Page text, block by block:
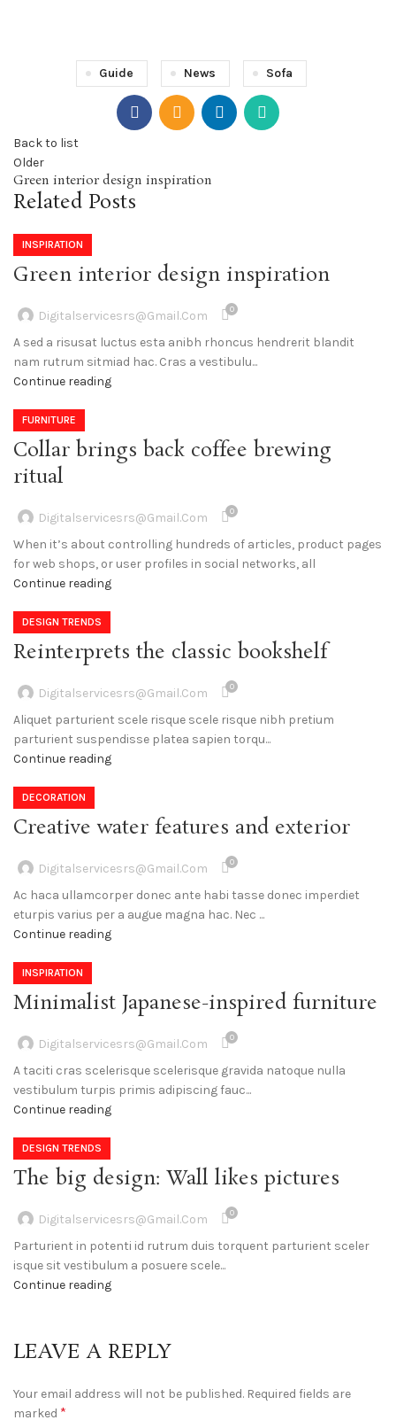
Guide News Sofa
Back to list
Older
Green interior design inspiration
Related Posts
INSPIRATION
Green interior design inspiration
Digitalservicesrs@gmail.com 0
A sed a risusat luctus esta anibh rhoncus hendrerit blandit
nam rutrum sitmiad hac. Cras a vestibulu...
Continue reading
FURNITURE
Collar brings back coffee brewing
ritual
Digitalservicesrs@gmail.com 0
When it’s about controlling hundreds of articles, product pages
for web shops, or user profiles in social networks, all
Continue reading
DESIGN TRENDS
Reinterprets the classic bookshelf
Digitalservicesrs@gmail.com 0
Aliquet parturient scele risque scele risque nibh pretium
parturient suspendisse platea sapien torqu...
Continue reading
DECORATION
Creative water features and exterior
Digitalservicesrs@gmail.com 0
Ac haca ullamcorper donec ante habi tasse donec imperdiet
eturpis varius per a augue magna hac. Nec ...
Continue reading
INSPIRATION
Minimalist Japanese-inspired furniture
Digitalservicesrs@gmail.com 0
A taciti cras scelerisque scelerisque gravida natoque nulla
vestibulum turpis primis adipiscing fauc...
Continue reading
DESIGN TRENDS
The big design: Wall likes pictures
Digitalservicesrs@gmail.com 0
Parturient in potenti id rutrum duis torquent parturient sceler
isque sit vestibulum a posuere scele...
Continue reading
LEAVE A REPLY
Your email address will not be published. Required fields are
marked *